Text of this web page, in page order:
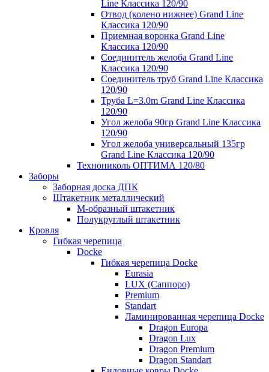
Line Классика 120/90
Отвод (колено нижнее) Grand Line
Классика 120/90
Приемная воронка Grand Line
Классика 120/90
Соединитель желоба Grand Line
Классика 120/90
Соединитель труб Grand Line Классика
120/90
Труба L=3.0m Grand Line Классика
120/90
Угол желоба 90гр Grand Line Классика
120/90
Угол желоба универсальный 135гр
Grand Line Классика 120/90
Технониколь ОПТИМА 120/80
Заборы
Заборная доска ДПК
Штакетник металлический
М-образный штакетник
Полукруглый штакетник
Кровля
Гибкая черепица
Docke
Гибкая черепица Docke
Eurasia
LUX (Саппоро)
Premium
Standart
Ламинированная черепица Docke
Dragon Europa
Dragon Lux
Dragon Premium
Dragon Standart